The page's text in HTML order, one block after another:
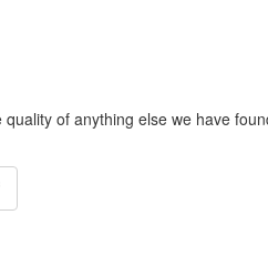
of anything else we have